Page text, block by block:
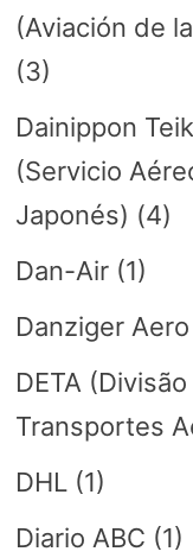
(Aviación de
(3)
Dainippon
(Servicio
Japonés) (4)
Dan-Air(1)
Danziger
DETA
Transportes
DHL(1)
Diario ABC (1)